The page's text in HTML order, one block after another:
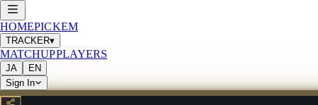
HOMEPICKEM
TRACKER▾
MATCHUPPLAYERS
JA
EN
Sign In